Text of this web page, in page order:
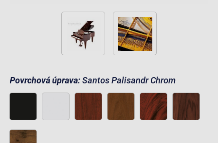
Povrchová úprava:Santos Palisandr Chrom